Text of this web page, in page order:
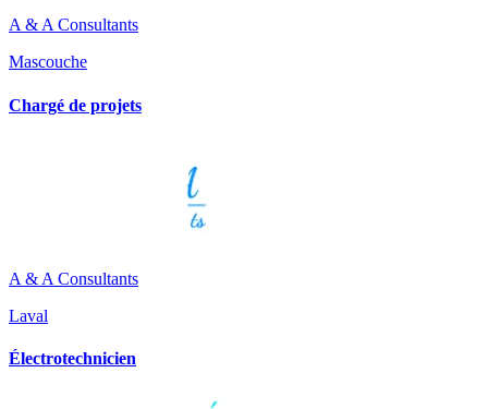
A & A Consultants
Mascouche
Chargé de projets
A & A Consultants
Laval
Électrotechnicien